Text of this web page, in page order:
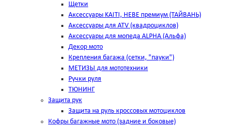
Щетки
Аксессуары KAITI, HEBE премиум (ТАЙВАНЬ)
Аксессуары для ATV (квадроциклов)
Аксессуары для мопеда ALPHA (Альфа)
Декор мото
Крепления багажа (сетки, "пауки")
МЕТИЗЫ для мототехники
Ручки руля
ТЮНИНГ
Защита рук
Защита на руль кроссовых мотоциклов
Кофры багажные мото (задние и боковые)